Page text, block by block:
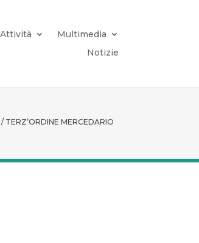
Attività
Multimedia
Notizie
TERZ’ORDINE MERCEDARIO